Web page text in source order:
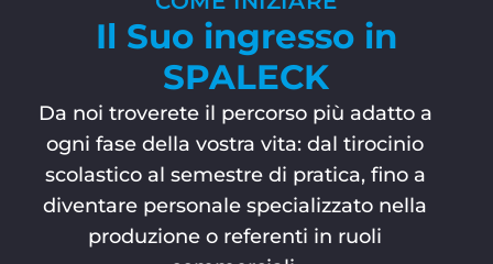
Il Suo ingresso in
SPALECK
Da noi troverete il percorso più adatto a
ogni fase della vostra vita: dal tirocinio
scolastico al semestre di pratica, fino a
diventare personale specializzato nella
produzione o referenti in ruoli